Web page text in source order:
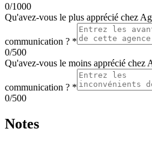
0/1000
Qu'avez-vous le plus apprécié chez
communication ? *
0/500
Qu'avez-vous le moins apprécié chez
communication ? *
0/500
Notes